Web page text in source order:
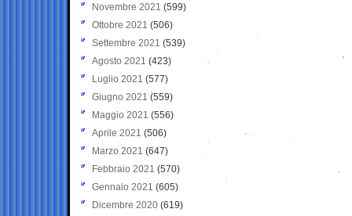
Novembre 2021 (599)
Ottobre 2021 (506)
Settembre 2021 (539)
Agosto 2021 (423)
Luglio 2021 (577)
Giugno 2021(559)
Maggio 2021 (556)
Aprile 2021 (506)
Marzo 2021 (647)
Febbraio 2021 (570)
Gennaio 2021 (605)
Dicembre 2020 (619)